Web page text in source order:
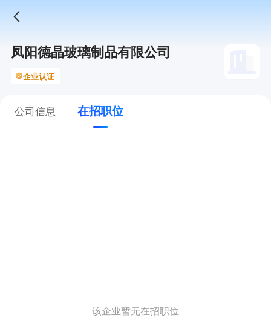
凤阳德晶玻璃制品有限公司
企业认证
公司信息 在招职位
该企业暂无在招职位